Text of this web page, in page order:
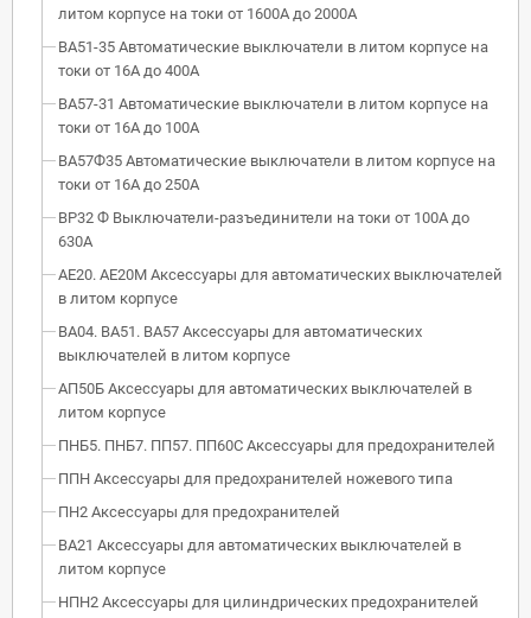
литом корпусе на токи от 1600А до 2000А
ВА51-35 Автоматические выключатели в литом корпусе на
токи от 16А до 400А
ВА57-31 Автоматические выключатели в литом корпусе на
токи от 16А до 100А
ВА57Ф35 Автоматические выключатели в литом корпусе на
токи от 16А до 250А
ВР32 Ф Выключатели-разъединители на токи от 100А до
630А
АЕ20. АЕ20М Аксессуары для автоматических выключателей
в литом корпусе
ВА04. ВА51. ВА57 Аксессуары для автоматических
выключателей в литом корпусе
АП50Б Аксессуары для автоматических выключателей в
литом корпусе
ПНБ5. ПНБ7. ПП57. ПП60С Аксессуары для предохранителей
ППН Аксессуары для предохранителей ножевого типа
ПН2 Аксессуары для предохранителей
ВА21 Аксессуары для автоматических выключателей в
литом корпусе
НПН2 Аксессуары для цилиндрических предохранителей